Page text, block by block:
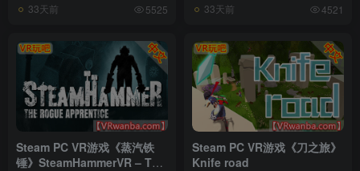
33天前 5525 33天前 4521
Steam PC VR游戏《蒸汽铁
锤》SteamHammerVR – The
Steam PC VR游戏《刀之旅》
Knife road